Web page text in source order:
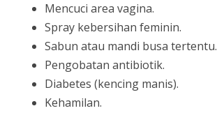
Mencuci area vagina.
Spray kebersihan feminin.
Sabun atau mandi busa tertentu.
Pengobatan antibiotik.
Diabetes (kencing manis).
Kehamilan.